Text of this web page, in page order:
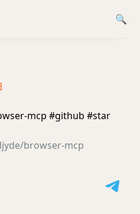
mcp #github #star
browser-mcp